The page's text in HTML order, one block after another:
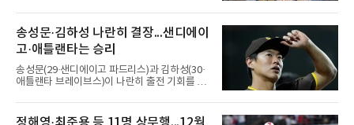
사평점에서 열린 'MLB 브렉퍼스트 클럽 시즌2'
미디어데이에서 김택연(두산 베어스)과 박영현
(kt wiz), 조병현(SSG 랜더스)을 지목했다. 그는
KBO리그에 구속과 신체 능력이 좋은 선수가 많
다며 세 이름을 꺼냈다.다만 조건을 달았다. 오승
환은 이들이 경기 운영 능력과 경험을 더 쌓으면
메이저리그 진출이 가능하다면서도, 지금보다
영현을 꼽으며 한국에서는 최고 대우를 받지만
송성문·김하성 나란히 결장...샌디에이
고·애틀랜타는 승리
송성문(29·샌디에이고 파드리스)과 김하성(30·
애틀랜타 브레이브스)이 나란히 출전 기회를 잡
체이스필드에서 열린 애리조나 다이아몬드백스
와의 원정 경기에서 벤치를 지켰다. 전날 교체로